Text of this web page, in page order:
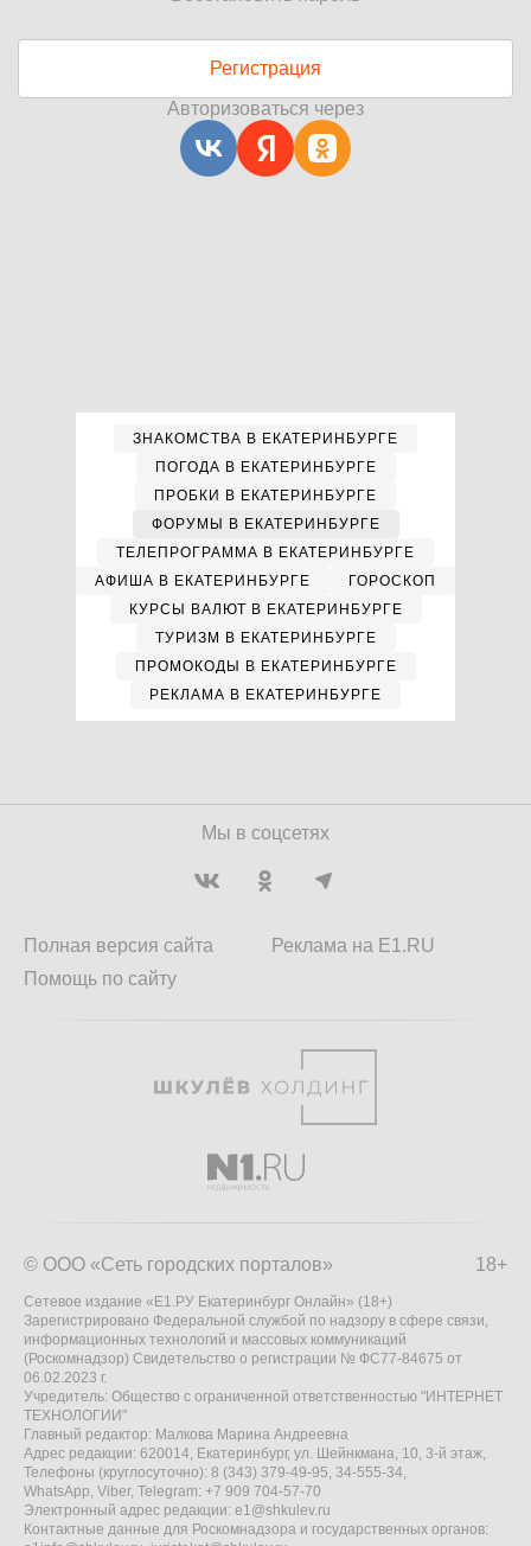
Регистрация
Авторизоваться через
ЗНАКОМСТВА В ЕКАТЕРИНБУРГЕ
ПОГОДА В ЕКАТЕРИНБУРГЕ
ПРОБКИ В ЕКАТЕРИНБУРГЕ
ФОРУМЫ В ЕКАТЕРИНБУРГЕ
ТЕЛЕПРОГРАММА В ЕКАТЕРИНБУРГЕ
АФИША В ЕКАТЕРИНБУРГЕ
ГОРОСКОП
КУРСЫ ВАЛЮТ В ЕКАТЕРИНБУРГЕ
ТУРИЗМ В ЕКАТЕРИНБУРГЕ
ПРОМОКОДЫ В ЕКАТЕРИНБУРГЕ
РЕКЛАМА В ЕКАТЕРИНБУРГЕ
Мы в соцсетях
Полная версия сайта
Помощь по сайту
Реклама на E1.RU
18+
© ООО «Сеть городских порталов»
Сетевое издание «Е1.РУ Екатеринбург Онлайн» (18+)
Зарегистрировано Федеральной службой по надзору в сфере связи,
информационных технологий и массовых коммуникаций
(Роскомнадзор) Свидетельство о регистрации № ФС77-84675 от
06.02.2023 г.
Учредитель: Общество с ограниченной ответственностью "ИНТЕРНЕТ
ТЕХНОЛОГИИ"
Главный редактор: Малкова Марина Андреевна
Адрес редакции: 620014, Екатеринбург, ул. Шейнкмана, 10, 3-й этаж,
Телефоны (круглосуточно): 8 (343) 379-49-95, 34-555-34,
WhatsApp, Viber, Telegram: +7 909 704-57-70
Электронный адрес редакции: e1@shkulev.ru
Контактные данные для Роскомнадзора и государственных органов: